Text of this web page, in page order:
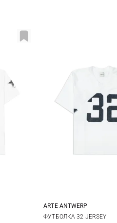
XS S
ARTE ANTWERP
ФУТБОЛКА 32 JERSEY